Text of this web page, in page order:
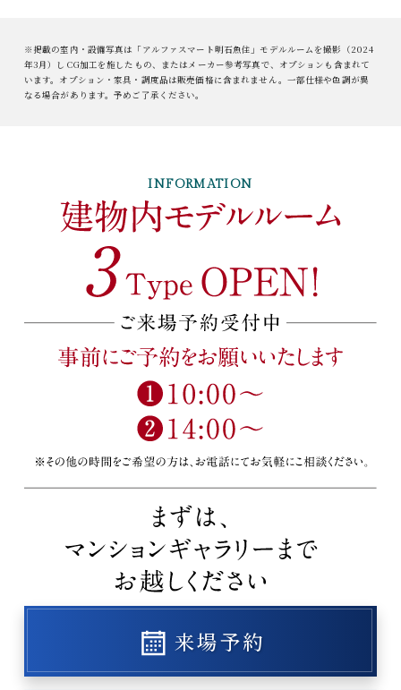
※掲載の室内・設備写真は「アルファスマート明石魚住」モデルルームを撮影（2024
年3月）しCG加工を施したもの、またはメーカー参考写真で、オプションも含まれて
います。オプション・家具・調度品は販売価格に含まれません。一部仕様や色調が異
なる場合があります。予めご了承ください。
INFORMATION
来場予約